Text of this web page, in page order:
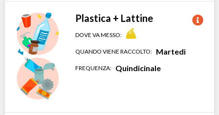
Plastica + Lattine
DOVE VA MESSO:
QUANDO VIENE RACCOLTO: Martedì
FREQUENZA: Quindicinale